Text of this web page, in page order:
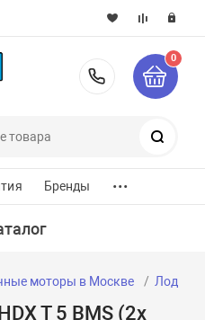
8-800-
0
Бренды ...
моторы в Москве
T 5 BMS (2х